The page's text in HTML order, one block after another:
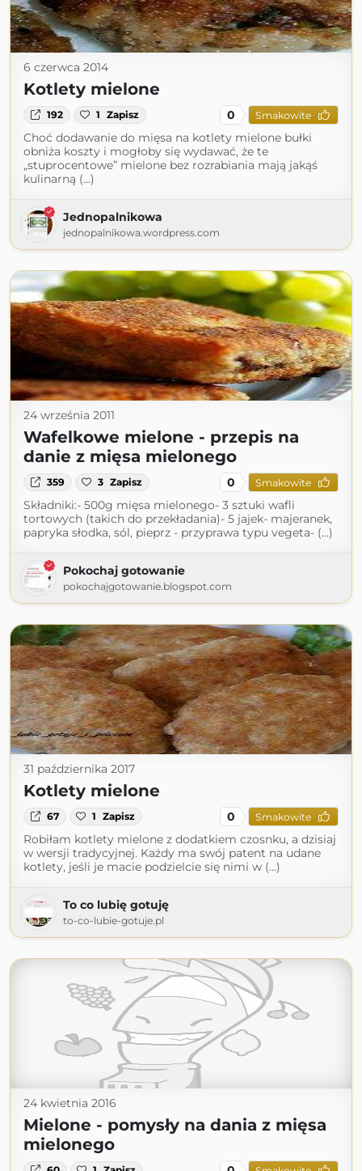
6 czerwca 2014
Kotlety mielone
192 1 Zapisz 0 Smakowite
Choć dodawanie do mięsa na kotlety mielone bułki
obniża koszty i mogłoby się wydawać, że te
„stuprocentowe” mielone bez rozrabiania mają jakąś
kulinarną (...)
Jednopalnikowa
jednopalnikowa.wordpress.com
24 września 2011
Wafelkowe mielone - przepis na
danie z mięsa mielonego
359 3 Zapisz 0 Smakowite
Składniki:- 500g mięsa mielonego- 3 sztuki wafli
tortowych (takich do przekładania)- 5 jajek- majeranek,
papryka słodka, sól, pieprz - przyprawa typu vegeta- (...)
Pokochaj gotowanie
pokochajgotowanie.blogspot.com
31 października 2017
Kotlety mielone
67 1 Zapisz 0 Smakowite
Robiłam kotlety mielone z dodatkiem czosnku, a dzisiaj
w wersji tradycyjnej. Każdy ma swój patent na udane
kotlety, jeśli je macie podzielcie się nimi w (...)
To co lubię gotuję
to-co-lubie-gotuje.pl
24 kwietnia 2016
Mielone - pomysły na dania z mięsa
mielonego